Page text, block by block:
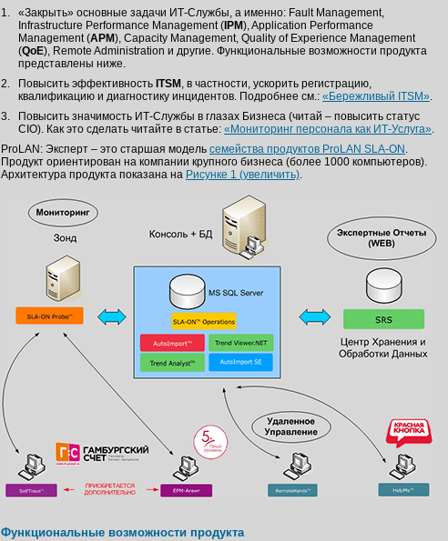
1. «Закрыть» основные задачи ИТ-Службы, а именно: Fault Management,
Infrastructure Performance Management ( IPM), Application Performance
Management (APM), Capacity Management, Quality of Experience Management
(QoE), Remote Administration и другие. Функциональные возможности продукта
представлены ниже.
2.
Повысить эффективность ITSM , в частности, ускорить регистрацию,
квалификацию и диагностику инцидентов. Подробнее см.: «Бережливый ITSM».
3.
Повысить значимость ИТ-Службы в глазах Бизнеса (читай – повысить статус
CIO). Как это сделать читайте в статье: «Мониторинг персонала как ИТ-Услуга».
ProLAN: Эксперт – это старшая модель семейства продуктов ProLAN SLA-ON .
Продукт ориентирован на компании крупного бизнеса (более 1000 компьютеров).
Архитектура продукта показана на Рисунке 1 (увеличить).
Функциональные возможности продукта